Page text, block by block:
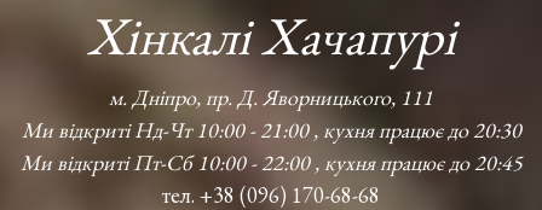
Хінкалі Хачапурі
м. Дніпро, пр. Д. Яворницького, 111
Ми відкриті Нд-Чт 10:00 - 21:00 , кухня працює до 20:30
Ми відкриті Пт-Сб 10:00 - 22:00 , кухня працює до 20:45
тел. +38 (096) 170-68-68